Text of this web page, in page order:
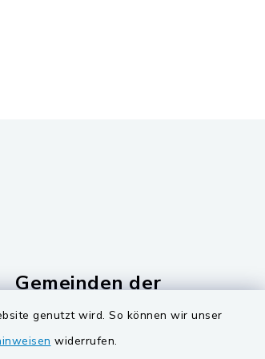
genutzt wird. So können wir unser
widerrufen.
Gemeinden der
Gemeinde Schwarzach bei Nabburg